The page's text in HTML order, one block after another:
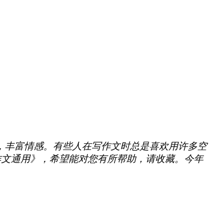
富情感。有些人在写作文时总是喜欢用许多空
通用》，希望能对您有所帮助，请收藏。今年